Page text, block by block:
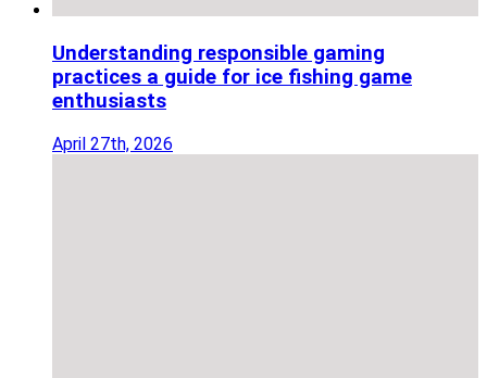
Understanding responsible gaming
practices a guide for ice fishing game
enthusiasts
April 27th, 2026